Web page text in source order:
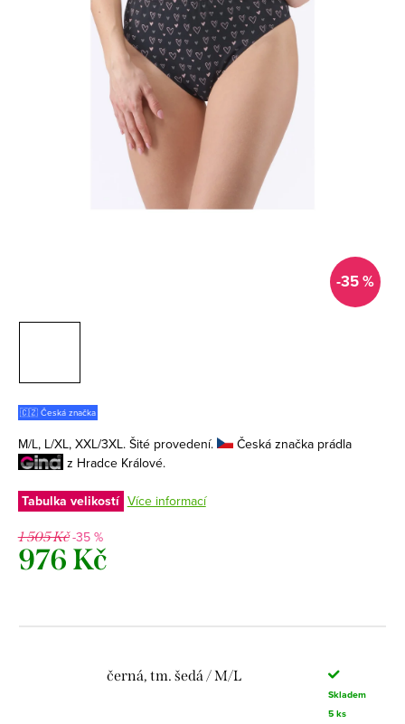
-35 %
🇨🇿 Česká značka
M/L, L/XL, XXL/3XL. Šité provedení.
Česká značka prádla
z Hradce Králové.
Tabulka velikostí Více informací
1 505 Kč-35 %
976 Kč
černá, tm. šedá / M/L
Skladem
5 ks